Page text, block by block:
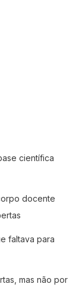
científica
docente
faltava para
mas não por